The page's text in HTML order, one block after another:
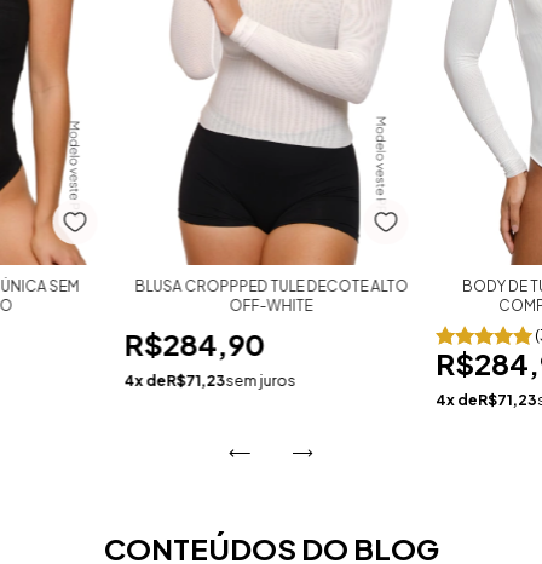
SEM
BLUSA CROPPPED TULE DECOTE ALTO
OFF-WHITE
R$284,90
4x deR$71,23sem juros
BODY DE
4x deR$71,23
CONTEÚDOS DO BLOG